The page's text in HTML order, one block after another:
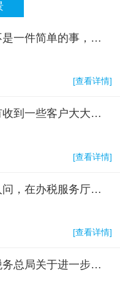
注销公司可不是一件简单的事，价格一般都是6000元起步，贵的都是几万元甚至几十万元，否则根本没有办法去注销一个公司，为什么注销一个公司需要这么贵的价格呢？注销公司流程有哪些？不去注销有哪些后果？
[查看详情]
这几天后台有收到一些客户大大私信小编说自己有个公司，都被吊销了，为什么还要费时费力去办理注销呢？不是可以不用管了吗？
[查看详情]
最近有纳税人问，在办税服务厅办理注销业务时，被告知财务报表中应收账款、其他应收、应付账款、其他应付款、预付账款、预收账款科目未处理。需处理此疑点，才能继续办理注销业务。这究竟该怎么处理呢？别着急这就带您来理清~
[查看详情]
根据《国家税务总局关于进一步优化办理企业税务注销程序的通知》（税总发〔2018〕149号，以下简称《通知》）规定，对向市场监管部门申请简易注销的纳税人，符合下列情形之一的，可免予到税务机关办理清税证明，直接向市场监管部门申请办理注销登记。